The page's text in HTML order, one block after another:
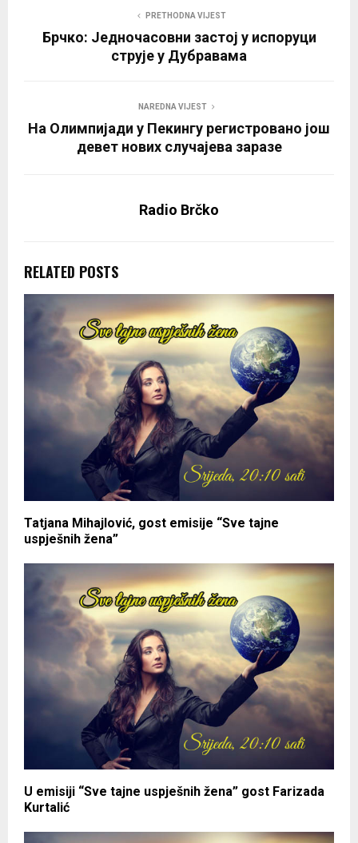
PRETHODNA VIJEST
Брчко: Једночасовни застој у испоруци
струје у Дубравама
NAREDNA VIJEST
На Олимпијади у Пекингу регистровано још
девет нових случајева заразе
Radio Brčko
RELATED POSTS
Tatjana Mihajlović, gost emisije “Sve tajne
uspješnih žena”
U emisiji “Sve tajne uspješnih žena” gost Farizada
Kurtalić